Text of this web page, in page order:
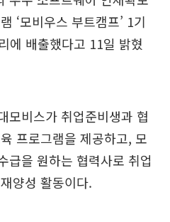
‘모비우스 부트캠프’ 1기
에 배출했다고 11일 밝혔
모비스가 취업준비생과 협
프로그램을 제공하고, 모
급을 원하는 협력사로 취업
양성 활동이다.